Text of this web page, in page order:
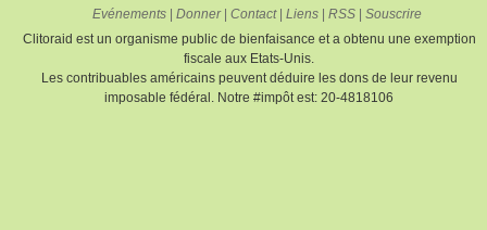
Evénements Donner| Contact| Liens RSS
Souscrire
Clitoraid est un organisme public de bienfaisance et a obtenu une exemption
fiscale aux Etats-Unis.
Les contribuables américains peuvent déduire les dons de leur revenu
imposable fédéral. Notre #impôt est: 20-4818106